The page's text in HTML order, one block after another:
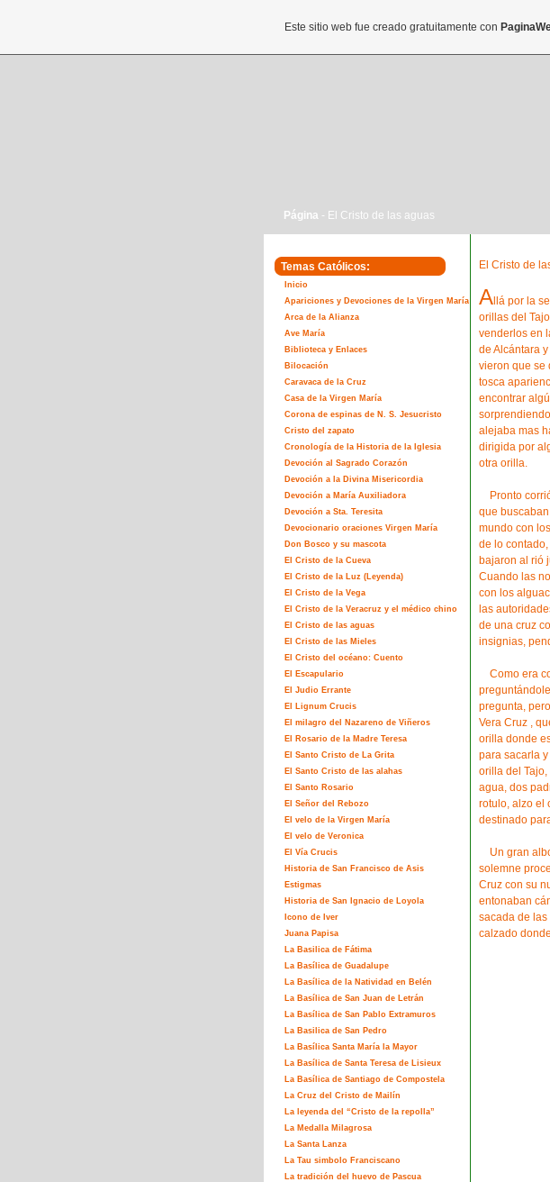
Página - El Cristo de las aguas
Temas Católicos:
Inicio
Apariciones y Devociones de la Virgen María
Arca de la Alianza
Ave María
Biblioteca y Enlaces
Bilocación
Caravaca de la Cruz
Casa de la Virgen María
Corona de espinas de N. S. Jesucristo
Cristo del zapato
Cronología de la Historia de la Iglesia
Devoción al Sagrado Corazón
Devoción a la Divina Misericordia
Devoción a María Auxiliadora
Devoción a Sta. Teresita
Devocionario oraciones Virgen María
Don Bosco y su mascota
El Cristo de la Cueva
El Cristo de la Luz (Leyenda)
El Cristo de la Vega
El Cristo de la Veracruz y el médico chino
El Cristo de las aguas
El Cristo de las Mieles
El Cristo del océano: Cuento
El Escapulario
El Judio Errante
El Lignum Crucis
El milagro del Nazareno de Viñeros
El Rosario de la Madre Teresa
El Santo Cristo de La Grita
El Santo Cristo de las alahas
El Santo Rosario
El Señor del Rebozo
El velo de la Virgen María
El velo de Veronica
El Vía Crucis
Historia de San Francisco de Asis
Estigmas
Historia de San Ignacio de Loyola
Icono de Iver
Juana Papisa
La Basilica de Fátima
La Basílica de Guadalupe
La Basílica de la Natividad en Belén
La Basílica de San Juan de Letrán
La Basílica de San Pablo Extramuros
La Basilica de San Pedro
La Basílica Santa María la Mayor
La Basílica de Santa Teresa de Lisieux
La Basílica de Santiago de Compostela
La Cruz del Cristo de Mailín
La leyenda del “Cristo de la repolla”
La Medalla Milagrosa
La Santa Lanza
La Tau simbolo Franciscano
La tradición del huevo de Pascua
El Cristo de
Allá por la
orillas del
venderlos en
de Alcántara
vieron que se
tosca
encontrar
alejaba mas
dirigida por
otra orilla.
Pronto
que
mundo con
de lo
bajaron al rió
Cuando las
con los
las
de una cruz
insignias,
Como era
pregunta,
Vera Cruz ,
orilla donde
para sacarla
orilla del Tajo,
agua, dos
rotulo, alzo el
destinado
Un gran
solemne
Cruz con su
entonaban
sacada de
calzado
Este sitio web fue creado gratuitamente con